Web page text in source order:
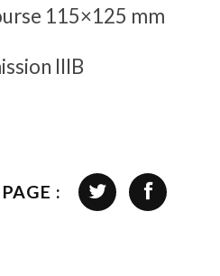
115×125 mm
IIIB
: